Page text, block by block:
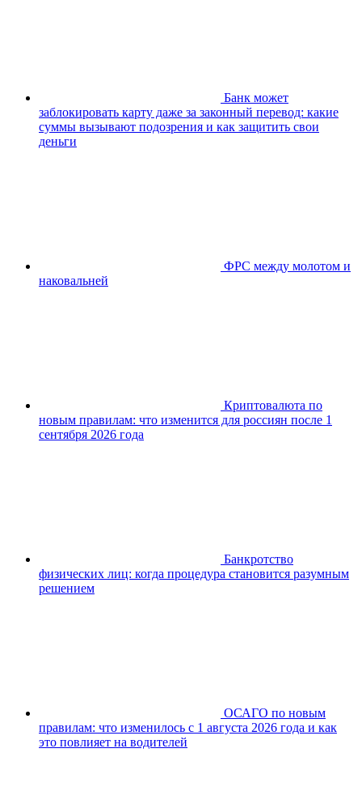
Банк может
заблокировать карту даже за законный перевод: какие
суммы вызывают подозрения и как защитить свои
деньги
ФРС между молотом и
наковальней
Криптовалюта по
новым правилам: что изменится для россиян после 1
сентября 2026 года
Банкротство
физических лиц: когда процедура становится разумным
решением
ОСАГО по новым
правилам: что изменилось с 1 августа 2026 года и как
это повлияет на водителей